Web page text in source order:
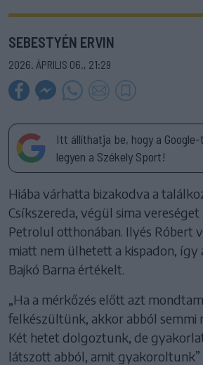
SEBESTYÉN ERVIN
2026. ÁPRILIS 06., 21:29
Itt állíthatja be, hogy a
legyen a Székely Sport!
Hiába várhatta bizakodva a
Csíkszereda, végül sima
Petrolul otthonában. Ilyés Róbert
miatt nem ülhetett a kispadon, így
Bajkó Barna értékelt.
„Ha a mérkőzés előtt azt
felkészültünk, akkor abból semmi
Két hetet dolgoztunk, de
látszott abból, amit gyakoroltunk”